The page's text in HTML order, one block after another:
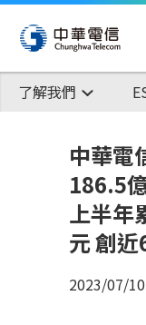
了解我們
中華電
186.5
上半年
元 創
2023/07/10